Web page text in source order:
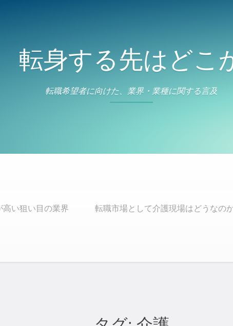
転身する先はどこ
転職希望者に向けた、業界・業種に関する言及
い狙い目の業界 転職市場として介護現場はどうなの